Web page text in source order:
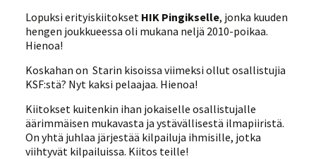
Lopuksi erityiskiitokset HIK Pingikselle, jonka kuuden
hengen joukkueessa oli mukana neljä 2010-poikaa.
Hienoa!
Koskahan on Starin kisoissa viimeksi ollut osallistujia
KSF:stä? Nyt kaksi pelaajaa. Hienoa!
Kiitokset kuitenkin ihan jokaiselle osallistujalle
äärimmäisen mukavasta ja ystävällisestä ilmapiiristä.
On yhtä juhlaa järjestää kilpailuja ihmisille, jotka
viihtyvät kilpailuissa. Kiitos teille!